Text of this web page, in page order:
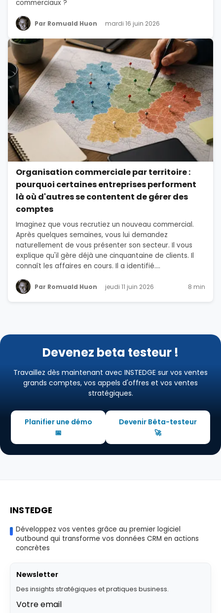
commerciaux ?
Par Romuald Huon mardi 16 juin 2026
Organisation commerciale par territoire :
pourquoi certaines entreprises performent
là où d'autres se contentent de gérer des
comptes
Imaginez que vous recrutiez un nouveau commercial.
Après quelques semaines, vous lui demandez
naturellement de vous présenter son secteur. Il vous
explique qu'il gère déjà une cinquantaine de clients. Il
connaît les affaires en cours. Il a identifié....
Par Romuald Huon jeudi 11 juin 2026 8 min
Devenez beta testeur !
Travaillez dès maintenant avec INSTEDGE sur vos ventes
grands comptes, vos appels d'offres et vos ventes
stratégiques.
Planifier une démo
📅
Devenir Bêta-testeur
🚀
INSTEDGE
Développez vos ventes grâce au premier logiciel
outbound qui transforme vos données CRM en actions
concrètes
Newsletter
Des insights stratégiques et pratiques business.
Votre email